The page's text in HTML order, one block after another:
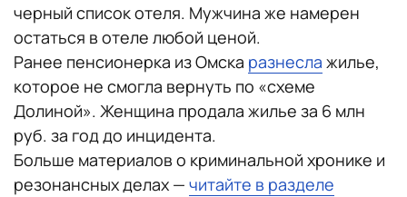
черный список отеля. Мужчина же намерен
остаться в отеле любой ценой.
Ранее пенсионерка из Омска разнесла жилье,
которое не смогла вернуть по «схеме
Долиной». Женщина продала жилье за 6 млн
руб. за год до инцидента.
Больше материалов о криминальной хронике и
резонансных делах — читайте в разделе